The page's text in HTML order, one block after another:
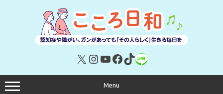
X Instagram
YouTube
Facebook
TikTok
リンク
Menu